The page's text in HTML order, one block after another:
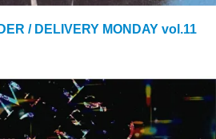
/ DELIVERY MONDAY vol.11